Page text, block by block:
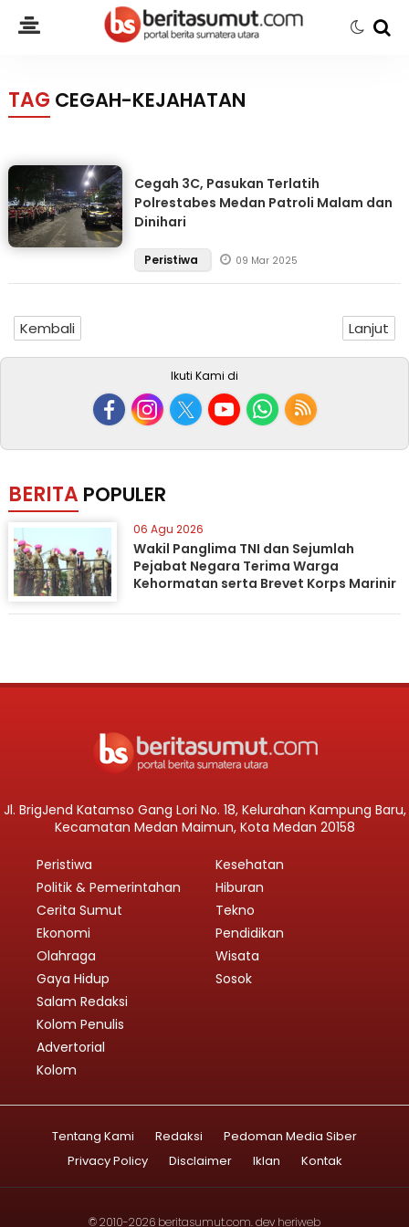
TAG CEGAH-KEJAHATAN
Cegah 3C, Pasukan Terlatih
Polrestabes Medan Patroli Malam dan
Dinihari
Peristiwa 09 Mar 2025
Kembali Lanjut
Ikuti Kami di
BERITA POPULER
06 Agu 2026
Wakil Panglima TNI dan Sejumlah
Pejabat Negara Terima Warga
Kehormatan serta Brevet Korps Marinir
Jl. BrigJend Katamso Gang Lori No. 18, Kelurahan Kampung Baru,
Kecamatan Medan Maimun, Kota Medan 20158
Peristiwa
Politik & Pemerintahan
Cerita Sumut
Ekonomi
Olahraga
Gaya Hidup
Kesehatan
Hiburan
Tekno
Pendidikan
Wisata
Sosok
Salam Redaksi
Kolom Penulis
Advertorial
Kolom
Tentang Kami Redaksi
Pedoman Media Siber
Privacy Policy
Disclaimer Iklan Kontak
© 2010-2026 beritasumut.com. dev heriweb